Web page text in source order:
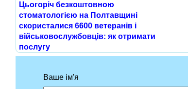
Цьогоріч безкоштовною
стоматологією на Полтавщині
скористалися 6600 ветеранів і
військовослужбовців: як отримати
послугу
Ваше ім'я